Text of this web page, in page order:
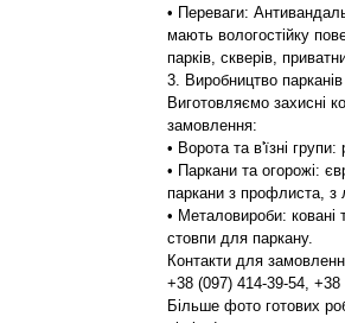
• Переваги:
мають вологостійку
парків, скверів,
3. Виробництво
Виготовляємо захисні
замовлення:
• Ворота та в'їзні
• Паркани та огорожі:
паркани з профлиста, з
• Металовироби: ковані
стовпи для паркану.
Контакти для
+38 (097) 414-39-54, +38
Більше фото готових